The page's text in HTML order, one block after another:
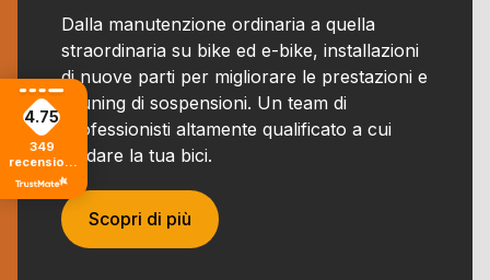
Dalla manutenzione ordinaria a quella
straordinaria su bike ed e-bike, installazioni
di nuove parti per migliorare le prestazioni e
il tuning di sospensioni. Un team di
professionisti altamente qualificato a cui
affidare la tua bici.
Scopri di più
4.75
349
recensioni
di tutti i
tempi